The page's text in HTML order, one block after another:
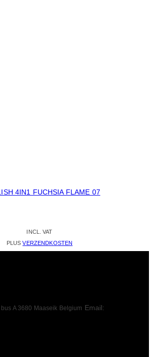
4IN1 FUCHSIA FLAME 07
INCL. VAT
PLUSVERZENDKOSTEN
A 3680 Maaseik Belgium Email: